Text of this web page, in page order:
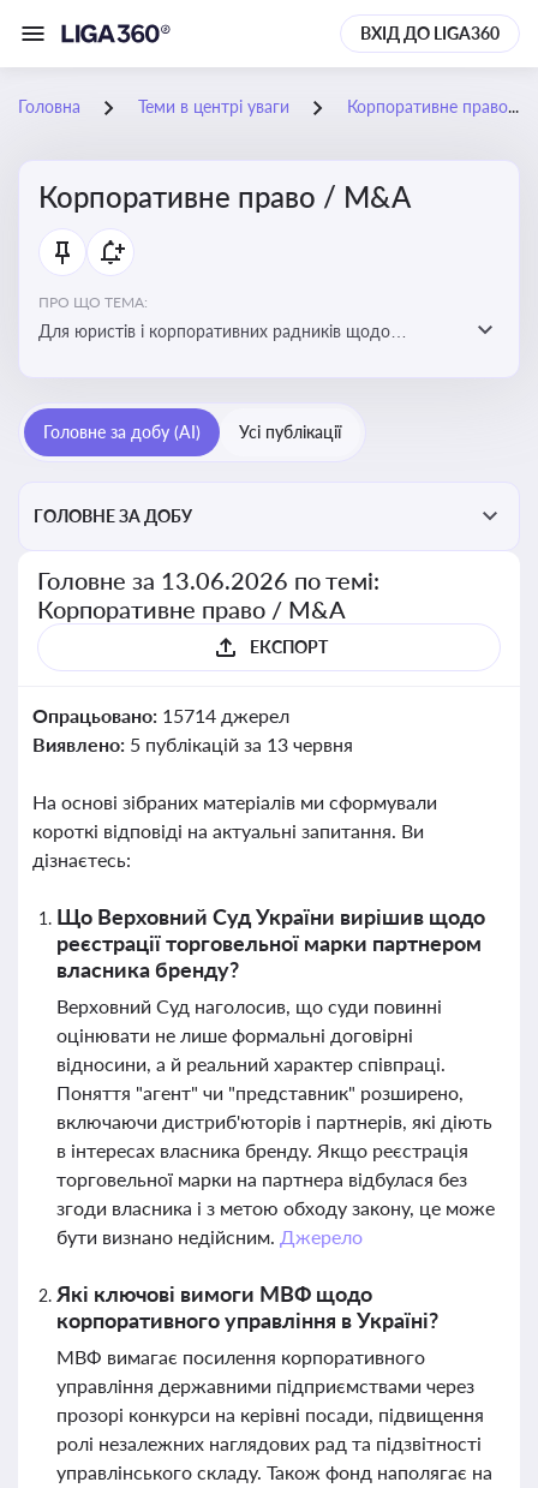
ВХІД ДО LIGA360
Головна Теми в центрі уваги Корпоративне право / M&A
Корпоративне право / M&A
ПРО ЩО ТЕМА:
Для юристів і корпоративних радників щодо
обов’язків мажоритарних і міноритарних акціонерів,
впливу змін у правовому полі на корпоративне
Головне за добу (AI) Усі публікації
ГОЛОВНЕ ЗА ДОБУ
Головне за 13.06.2026 по темі:
Корпоративне право / M&A
ЕКСПОРТ
Опрацьовано: 15714 джерел
Виявлено: 5 публікацій за 13 червня
На основі зібраних матеріалів ми сформували
короткі відповіді на актуальні запитання. Ви
дізнаєтесь:
Що Верховний Суд України вирішив щодо
реєстрації торговельної марки партнером
власника бренду?
Верховний Суд наголосив, що суди повинні
оцінювати не лише формальні договірні
відносини, а й реальний характер співпраці.
Поняття "агент" чи "представник" розширено,
включаючи дистриб'юторів і партнерів, які діють
в інтересах власника бренду. Якщо реєстрація
торговельної марки на партнера відбулася без
згоди власника і з метою обходу закону, це може
бути визнано недійсним. Джерело
Які ключові вимоги МВФ щодо
корпоративного управління в Україні?
МВФ вимагає посилення корпоративного
управління державними підприємствами через
прозорі конкурси на керівні посади, підвищення
ролі незалежних наглядових рад та підзвітності
управлінського складу. Також фонд наполягає на